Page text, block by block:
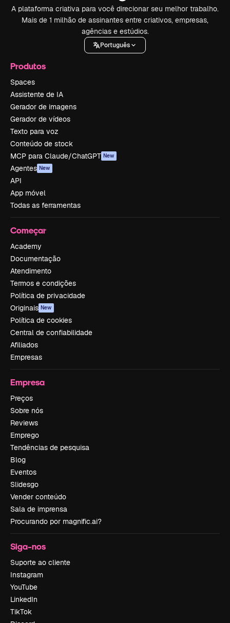
A plataforma criativa para você direcionar seu melhor trabalho.
Mais de 1 milhão de assinantes entre criativos, empresas,
agências e estúdios.
Português
Produtos
Spaces
Assistente de IA
Gerador de imagens
Gerador de vídeos
Texto para voz
Conteúdo de stock
MCP para Claude/ChatGPT New
Agentes New
API
App móvel
Todas as ferramentas
Começar
Academy
Documentação
Atendimento
Termos e condições
Política de privacidade
Originais New
Política de cookies
Central de confiabilidade
Afiliados
Empresas
Empresa
Preços
Sobre nós
Reviews
Emprego
Tendências de pesquisa
Blog
Eventos
Slidesgo
Vender conteúdo
Sala de imprensa
Procurando por magnific.ai?
Siga-nos
Suporte ao cliente
Instagram
YouTube
LinkedIn
TikTok